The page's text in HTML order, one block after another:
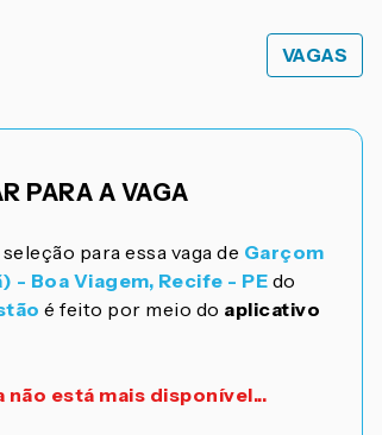
VAGAS
PARA A VAGA
para essa vaga de Garçom
- Boa Viagem, Recife - PE do
é feito por meio do aplicativo
não está mais disponível...